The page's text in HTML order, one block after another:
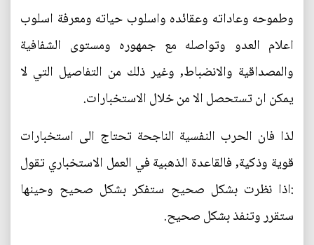
وطموحه وعاداته وعقائده واسلوب حياته ومعرفة اسلوب
اعلام العدو وتواصله مع جمهوره ومستوى الشفافية
والمصداقية والانضباط, وغير ذلك من التفاصيل التي لا
يمكن ان تستحصل الا من خلال الاستخبارات.
لذا فان الحرب النفسية الناجحة تحتاج الى استخبارات
قوية وذكية, فالقاعدة الذهبية في العمل الاستخباري تقول
:اذا نظرت بشكل صحيح ستفكر بشكل صحيح وحينها
ستقرر وتنفذ بشكل صحيح.